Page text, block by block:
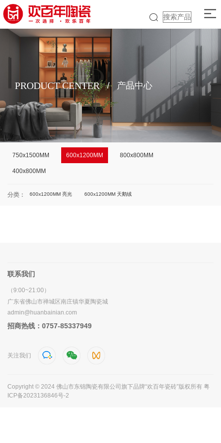
PRODUCT CENTER / 产品中心
750x1500MM 600x1200MM 800x800MM
400x800MM
分类： 600x1200MM 亮光 600x1200MM 天鹅绒
联系我们
（9:00~21:00）
广东省佛山市禅城区南庄镇华夏陶瓷城
admin@huanbainian.com
招商热线：0757-85337949
关注我们
Copyright © 2024 佛山市东锦陶瓷有限公司旗下品牌“欢百年瓷砖”版权所有 粤
ICP备2023136846号-2